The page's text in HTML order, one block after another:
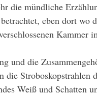
die mündliche
eben dort wo
Kammer
die Stroboskopstrahlen
Weiß und Schatten